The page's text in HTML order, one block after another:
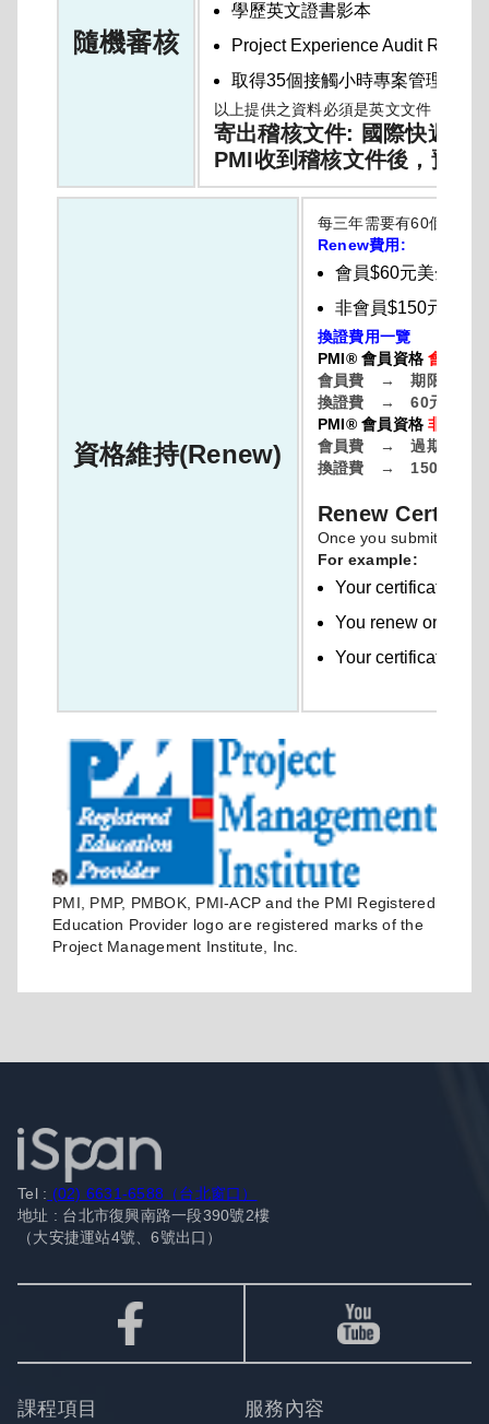
隨機審核
學歷英文證書影本
Project Experience Audit
取得35個接觸小時專案管理課程
以上提供之資料必須是英文文件，或
寄出稽核文件: 國際快遞寄
PMI收到稽核文件後，預計
資格維持(Renew)
每三年需要有60個PDU
Renew費用:
會員$60元美金。
非會員$150元美金
換證費用一覽
PMI® 會員資格會員(一
會員費 → 期限內有效
換證費 → 60元美金
PMI® 會員資格非會員(
會員費 → 過期後不再
換證費 → 150元美金
Renew
Once you submit
For example:
Your certification
You renew on 1
Your certification
PMI, PMP, PMBOK, PMI-ACP and the PMI Registered
Education Provider logo are registered marks of the
Project Management Institute, Inc.
Tel : (02) 6631-6588（台北窗口）
地址 : 台北市復興南路一段390號2樓
（大安捷運站4號、6號出口）
課程項目 服務內容